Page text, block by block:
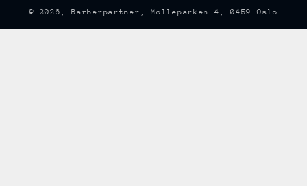
© 2026,Barberpartner , Mølleparken 4, 0459 Oslo